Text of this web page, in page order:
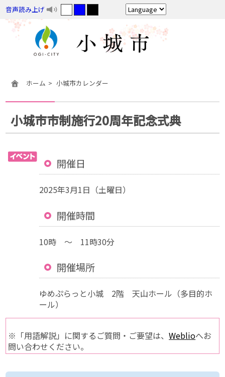
音声読み上げ
ホーム 小城市カレンダー
小城市市制施行20周年記念式典
開催日
2025年3月1日（土曜日）
開催時間
10時 ～ 11時30分
開催場所
ゆめぷらっと小城 2階 天山ホール（多目的ホ
ール）
※「用語解説」に関するご質問・ご要望は、Weblioへお
問い合わせください。